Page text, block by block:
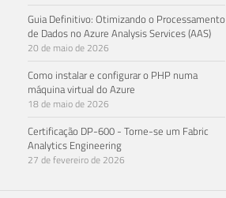
Guia Definitivo: Otimizando o Processamento
de Dados no Azure Analysis Services (AAS)
20 de maio de 2026
Como instalar e configurar o PHP numa
máquina virtual do Azure
18 de maio de 2026
Certificação DP-600 - Torne-se um Fabric
Analytics Engineering
27 de fevereiro de 2026